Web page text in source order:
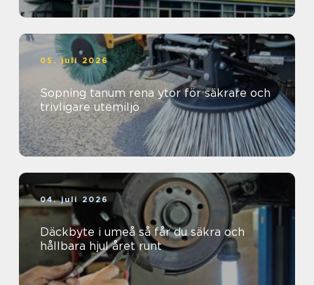
05. juli 2026
Sopning tanum rena ytor för säkrare och
trivligare utemiljö
04. juli 2026
Däckbyte i umeå så får du säkra och
hållbara hjul året runt